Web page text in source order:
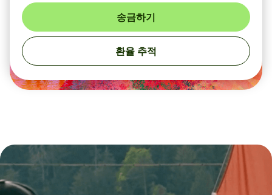
송금하기
환율 추적